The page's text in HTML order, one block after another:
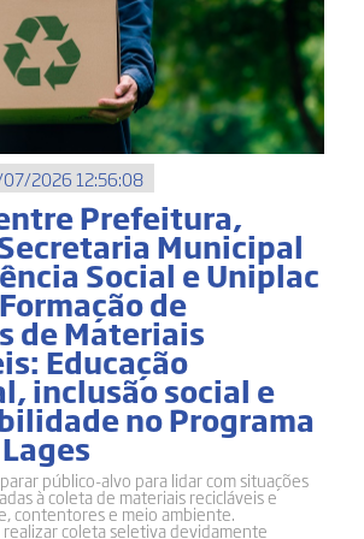
2026 12:56:08
Prefeitura,
Municipal
Social e Uniplac
de
de Materiais
Educação
inclusão social e
no Programa
público-alvo para lidar com situações
à coleta de materiais recicláveis e
contentores e meio ambiente.
coleta seletiva devidamente